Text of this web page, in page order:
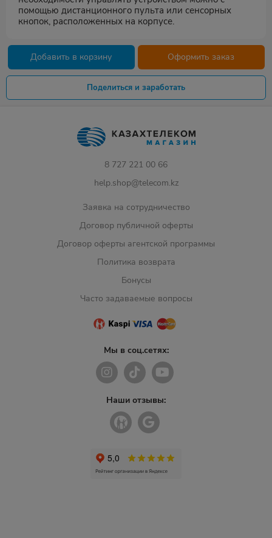
помощью дистанционного пульта или сенсорных
кнопок, расположенных на корпусе.
Добавить в корзину Оформить заказ
Поделиться и заработать
8 727 221 00 66
help.shop@telecom.kz
Заявка на сотрудничество
Договор публичной оферты
Договор оферты агентской программы
Политика возврата
Бонусы
Часто задаваемые вопросы
Мы в соц.сетях:
Наши отзывы: